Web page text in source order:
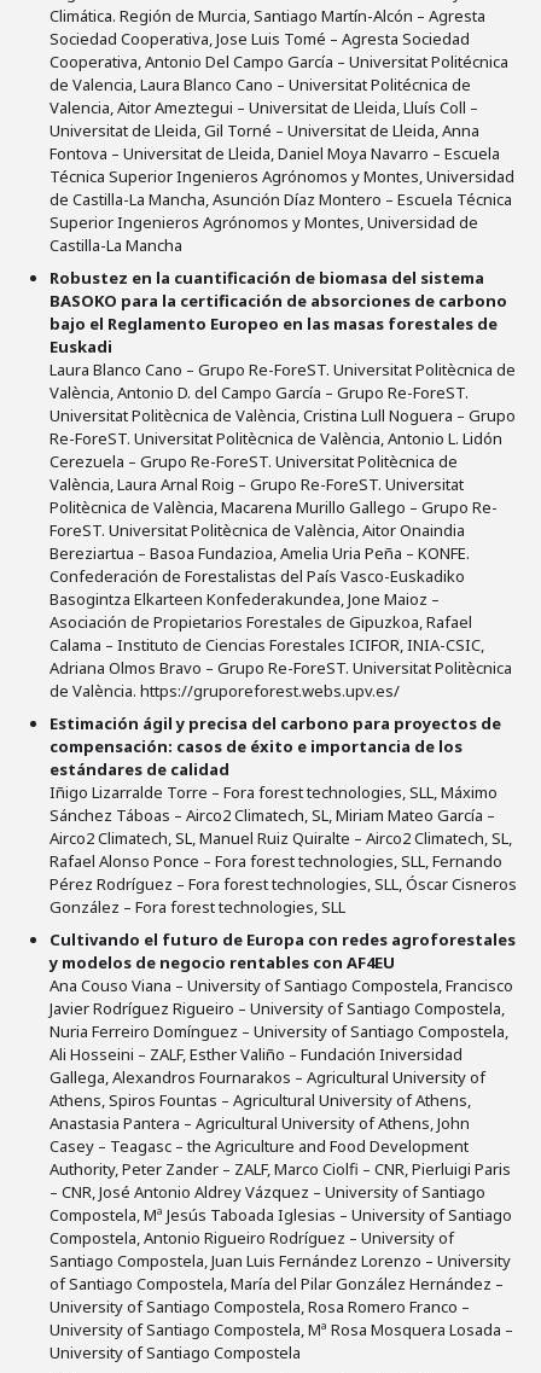
Climática. Región de Murcia, Santiago Martín-Alcón – Agresta
Sociedad Cooperativa, Jose Luis Tomé – Agresta Sociedad
Cooperativa, Antonio Del Campo García – Universitat Politécnica
de Valencia, Laura Blanco Cano – Universitat Politécnica de
Valencia, Aitor Ameztegui – Universitat de Lleida, Lluís Coll –
Universitat de Lleida, Gil Torné – Universitat de Lleida, Anna
Fontova – Universitat de Lleida, Daniel Moya Navarro – Escuela
Técnica Superior Ingenieros Agrónomos y Montes, Universidad
de Castilla-La Mancha, Asunción Díaz Montero – Escuela Técnica
Superior Ingenieros Agrónomos y Montes, Universidad de
Castilla-La Mancha
Robustez en la cuantificación de biomasa del sistema
BASOKO para la certificación de absorciones de carbono
bajo el Reglamento Europeo en las masas forestales de
Euskadi
Laura Blanco Cano – Grupo Re-ForeST. Universitat Politècnica de
València, Antonio D. del Campo García – Grupo Re-ForeST.
Universitat Politècnica de València, Cristina Lull Noguera – Grupo
Re-ForeST. Universitat Politècnica de València, Antonio L. Lidón
Cerezuela – Grupo Re-ForeST. Universitat Politècnica de
València, Laura Arnal Roig – Grupo Re-ForeST. Universitat
Politècnica de València, Macarena Murillo Gallego – Grupo Re-
ForeST. Universitat Politècnica de València, Aitor Onaindia
Bereziartua – Basoa Fundazioa, Amelia Uria Peña – KONFE.
Confederación de Forestalistas del País Vasco-Euskadiko
Basogintza Elkarteen Konfederakundea, Jone Maioz –
Asociación de Propietarios Forestales de Gipuzkoa, Rafael
Calama – Instituto de Ciencias Forestales ICIFOR, INIA-CSIC,
Adriana Olmos Bravo – Grupo Re-ForeST. Universitat Politècnica
de València. https://gruporeforest.webs.upv.es/
Estimación ágil y precisa del carbono para proyectos de
compensación: casos de éxito e importancia de los
estándares de calidad
Iñigo Lizarralde Torre – Fora forest technologies, SLL, Máximo
Sánchez Táboas – Airco2 Climatech, SL, Miriam Mateo García –
Airco2 Climatech, SL, Manuel Ruiz Quiralte – Airco2 Climatech, SL,
Rafael Alonso Ponce – Fora forest technologies, SLL, Fernando
Pérez Rodríguez – Fora forest technologies, SLL, Óscar Cisneros
González – Fora forest technologies, SLL
Cultivando el futuro de Europa con redes agroforestales
y modelos de negocio rentables con AF4EU
Ana Couso Viana – University of Santiago Compostela, Francisco
Javier Rodríguez Rigueiro – University of Santiago Compostela,
Nuria Ferreiro Domínguez – University of Santiago Compostela,
Ali Hosseini – ZALF, Esther Valiño – Fundación Iniversidad
Gallega, Alexandros Fournarakos – Agricultural University of
Athens, Spiros Fountas – Agricultural University of Athens,
Anastasia Pantera – Agricultural University of Athens, John
Casey – Teagasc – the Agriculture and Food Development
Authority, Peter Zander – ZALF, Marco Ciolfi – CNR, Pierluigi Paris
– CNR, José Antonio Aldrey Vázquez – University of Santiago
Compostela, Mª Jesús Taboada Iglesias – University of Santiago
Compostela, Antonio Rigueiro Rodríguez – University of
Santiago Compostela, Juan Luis Fernández Lorenzo – University
of Santiago Compostela, María del Pilar González Hernández –
University of Santiago Compostela, Rosa Romero Franco –
University of Santiago Compostela, Mª Rosa Mosquera Losada –
University of Santiago Compostela